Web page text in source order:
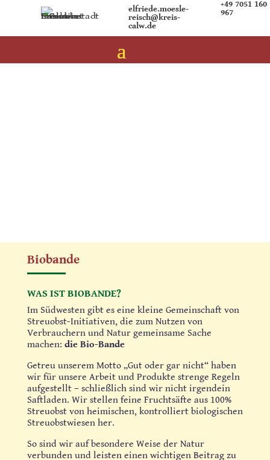
elfriede.moesle-
reisch@kreis-
calw.de
+49 7051 160
967
Biobande
WAS IST BIOBANDE?
Im Südwesten gibt es eine kleine Gemeinschaft von
Streuobst-Initiativen, die zum Nutzen von
Verbrauchern und Natur gemeinsame Sache
machen: die Bio-Bande
Getreu unserem Motto „Gut oder gar nicht“ haben
wir für unsere Arbeit und Produkte strenge Regeln
aufgestellt – schließlich sind wir nicht irgendein
Saftladen. Wir stellen feine Fruchtsäfte aus 100%
Streuobst von heimischen, kontrolliert biologischen
Streuobstwiesen her.
So sind wir auf besondere Weise der Natur
verbunden und leisten einen wichtigen Beitrag zu